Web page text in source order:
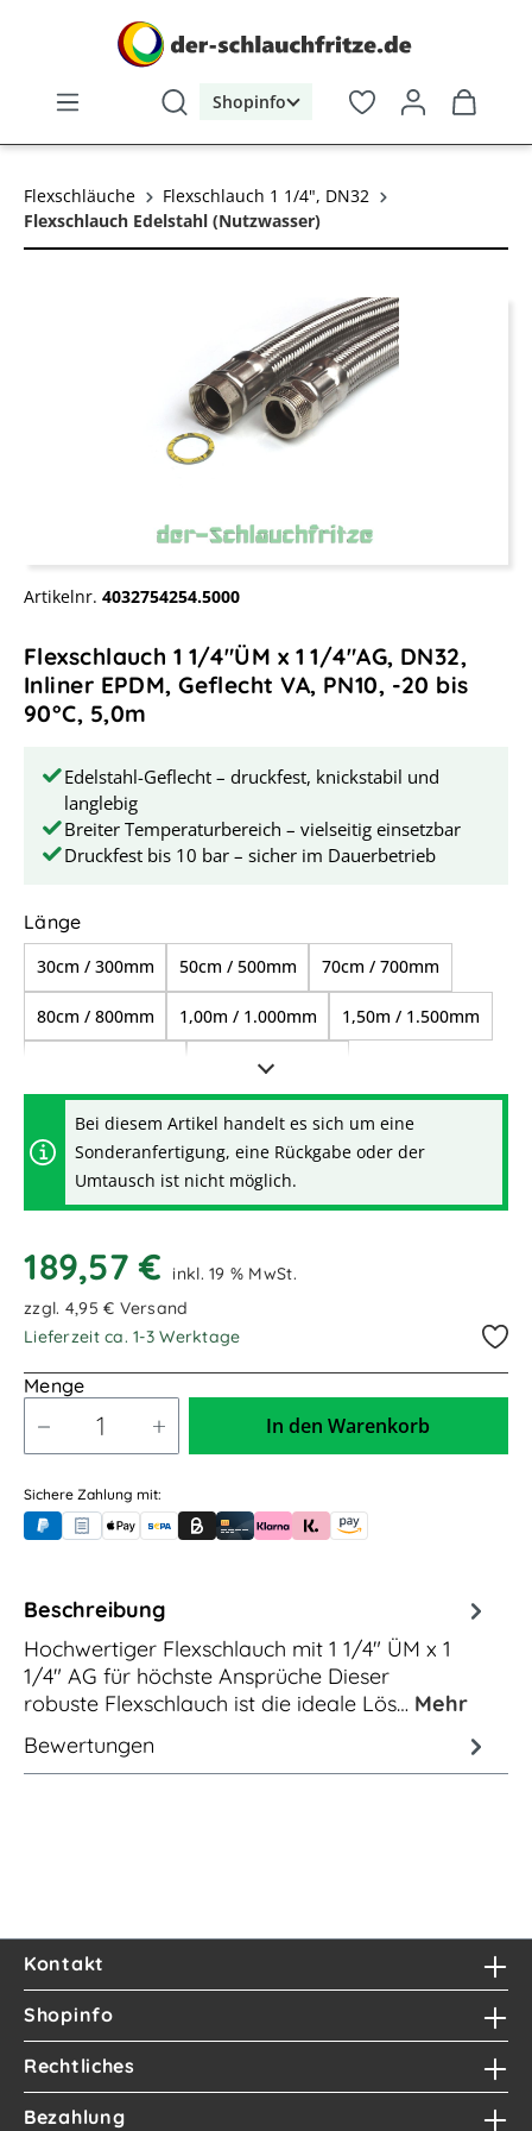
Shopinfo
Flexschläuche
Flexschlauch 1 1/4", DN32
Flexschlauch Edelstahl (Nutzwasser)
Artikelnr. 4032754254.5000
Flexschlauch 1 1/4"ÜM x 1 1/4"AG, DN32,
Inliner EPDM, Geflecht VA, PN10, -20 bis
90°C, 5,0m
Edelstahl-Geflecht – druckfest, knickstabil und
langlebig
Breiter Temperaturbereich – vielseitig einsetzbar
Druckfest bis 10 bar – sicher im Dauerbetrieb
Längeauswählen
30cm / 300mm 50cm / 500mm 70cm / 700mm
80cm / 800mm 1,00m / 1.000mm 1,50m / 1.500mm
2,50m / 2.500mm
3,00m / 3.000mm 5,00m / 5.000mm
Bei diesem Artikel handelt es sich um eine
Sonderanfertigung, eine Rückgabe oder der
Umtausch ist nicht möglich.
189,57 €
inkl. 19 % MwSt.
zzgl. 4,95 € Versand
Lieferzeit ca. 1-3 Werktage
Menge
In den Warenkorb
Sichere Zahlung mit:
PayPalRechnungskauf (für Behörden)
Apple PayBanküberweisung (vorab)
Rechnungskauf (Billie)
Kreditkarte
Rechnung oder Ratenkauf (Klarna)
Sofortüberweisung (Klarna)
Amazon Pay
Beschreibung
Hochwertiger Flexschlauch mit 1 1/4" ÜM x 1
1/4" AG für höchste Ansprüche Dieser
robuste Flexschlauch ist die ideale Lös… Mehr
Bewertungen
Kontakt
Shopinfo
Rechtliches
Bezahlung